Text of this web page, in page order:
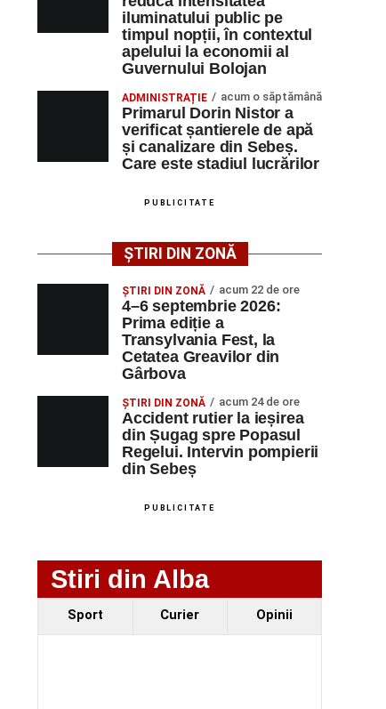
iluminatului public pe
timpul nopții, în contextul
apelului la economii al
Guvernului Bolojan
ADMINISTRAȚIE acum o săptămână
Primarul Dorin Nistor a
verificat șantierele de apă
și canalizare din Sebeș.
Care este stadiul lucrărilor
PUBLICITATE
ȘTIRI DIN ZONĂ
ȘTIRI DIN ZONĂ acum 22 de ore
4–6 septembrie 2026:
Prima ediție a
Transylvania Fest, la
Cetatea Greavilor din
Gârbova
ȘTIRI DIN ZONĂ acum 24 de ore
Accident rutier la ieșirea
din Șugag spre Popasul
Regelui. Intervin pompierii
din Sebeș
PUBLICITATE
Stiri din Alba
Sport Curier Opinii